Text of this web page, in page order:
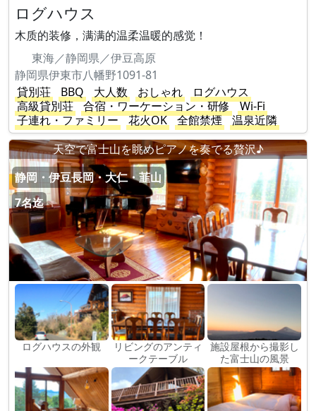
ログハウス
木质的装修，满满的温柔温暖的感觉！
東海／静岡県／伊豆高原
静岡県伊東市八幡野1091-81
貸別荘
BBQ 大人数 おしゃれ
ログハウス
高級貸別荘
合宿・ワーケーション・研修
Wi-Fi
子連れ・ファミリー
花火OK 全館禁煙
温泉近隣
天空で富士山を眺めピアノを奏でる贅沢♪
静岡・伊豆長岡・大仁・韮山
7名迄
ログハウスの外観
リビングのアンティ
ークテーブル
施設屋根から撮影し
た富士山の風景